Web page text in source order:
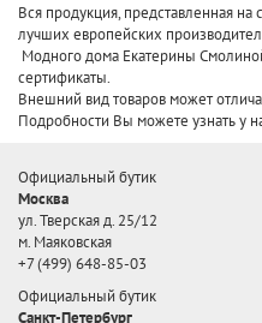
Вся продукция, представленная на
лучших европейских
Модного дома Екатерины
сертификаты.
Внешний вид товаров может
Подробности Вы можете узнать у
Официальный бутик
Москва
ул. Тверская д. 25/12
м. Маяковская
+7 (499) 648-85-03
Официальный бутик
Санкт-Петербург